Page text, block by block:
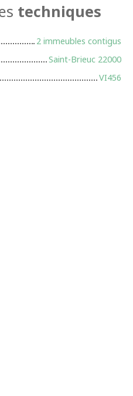
techniques
2 immeubles contigus
Saint-Brieuc 22000
VI456